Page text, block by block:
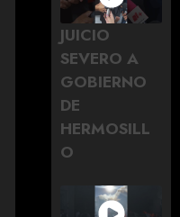
JUICIO
SEVERO A
GOBIERNO
DE
HERMOSILL
O